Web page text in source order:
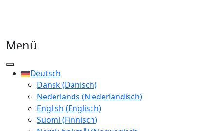
Menü
Deutsch
Dansk(Dänisch)
Nederlands (Niederländisch)
English (Englisch)
Suomi (Finnisch)